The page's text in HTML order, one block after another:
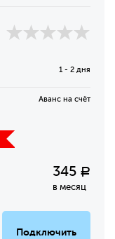
1 - 2 дня
Аванс на счёт
345 Р
в месяц
Подключить